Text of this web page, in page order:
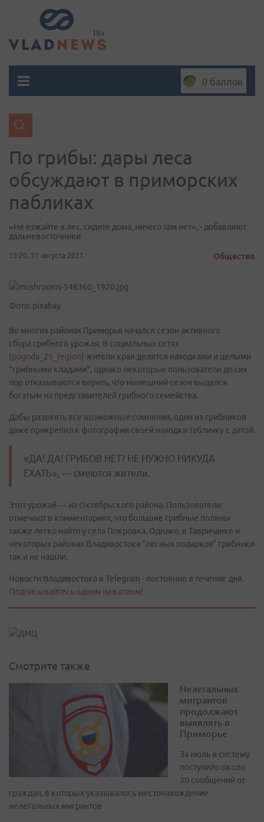
0 баллов
По грибы: дары леса
обсуждают в приморских
пабликах
«Не езжайте в лес, сидите дома, ничего там нет», - добавляют
дальневосточники
13:20, 17 августа 2021 Общество
Фото: pixabay
Во многих районах Приморья начался сезон активного
сбора грибного урожая. В социальных сетях
(pogoda_25_region) жители края делятся находками и целыми
"грибными кладами", однако некоторые пользователи до сих
пор отказываются верить, что нынешний сезон выдался
богатым на представителей грибного семейства.
Дабы развеять все возможные сомнения, один из грибников
даже прикрепил к фотографии своей находки табличку с датой.
«ДА! ДА! ГРИБОВ НЕТ? НЕ НУЖНО НИКУДА
ЕХАТЬ», — смеются жители.
Этот урожай — из Октябрьского района. Пользователи
отмечают в комментариях, что большие грибные поляны
также легко найти у села Покровка. Однако, в Тавричанке и
некоторых районах Владивостока "лесных подарков" грибники
так и не нашли.
Новости Владивостока в Telegram - постоянно в течение дня.
Подписывайтесь одним нажатием!
Смотрите также
Нелегальных
мигрантов
продолжают
выявлять в
Приморье
За июль в систему
поступило около
30 сообщений от
граждан, в которых указывалось местонахождение
нелегальных мигрантов